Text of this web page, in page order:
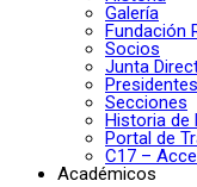
Galería
Fundación
Socios
Junta
Secciones
Historia de
Portal de
C17 –
Académicos